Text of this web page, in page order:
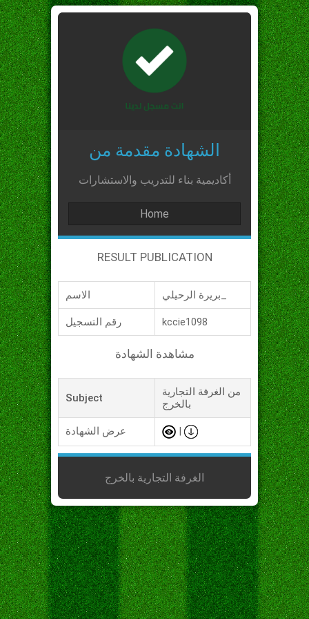
الشهادة مقدمة من
أكاديمية بناء للتدريب والاستشارات
Home
RESULT PUBLICATION
الاسم
رقم التسجيل kccie1098
مشاهدة الشهادة
Subject
من الغرفة التجارية
بالخرج
عرض الشهادة
الغرفة التجارية بالخرج